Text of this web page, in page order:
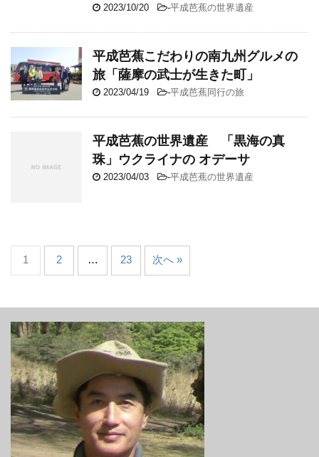
2023/10/20 -平成芭蕉の世界遺産
平成芭蕉こだわりの南九州グルメの
旅「薩摩の武士が生きた町」
2023/04/19 -平成芭蕉同行の旅
平成芭蕉の世界遺産 「黒海の真
珠」ウクライナの オデーサ
2023/04/03 -平成芭蕉の世界遺産
1 2 … 23 次へ »